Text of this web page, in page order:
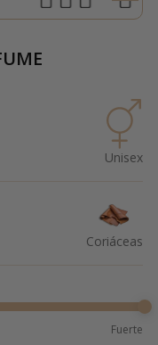
Unisex
Coriáceas
Fuerte